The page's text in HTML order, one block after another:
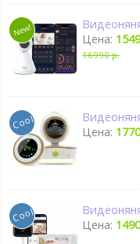
Цена:
16990 р.
Цена:
Цена: